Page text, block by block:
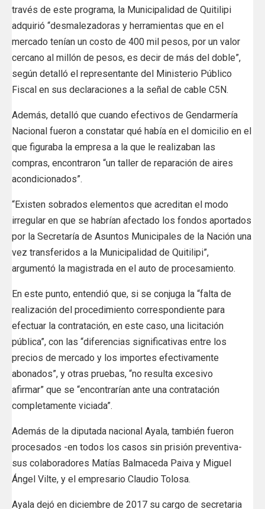
través de este programa, la Municipalidad de Quitilipi
adquirió “desmalezadoras y herramientas que en el
mercado tenían un costo de 400 mil pesos, por un valor
cercano al millón de pesos, es decir de más del doble”,
según detalló el representante del Ministerio Público
Fiscal en sus declaraciones a la señal de cable C5N.
Además, detalló que cuando efectivos de Gendarmería
Nacional fueron a constatar qué había en el domicilio en el
que figuraba la empresa a la que le realizaban las
compras, encontraron “un taller de reparación de aires
acondicionados”.
“Existen sobrados elementos que acreditan el modo
irregular en que se habrían afectado los fondos aportados
por la Secretaría de Asuntos Municipales de la Nación una
vez transferidos a la Municipalidad de Quitilipi”,
argumentó la magistrada en el auto de procesamiento.
En este punto, entendió que, si se conjuga la “falta de
realización del procedimiento correspondiente para
efectuar la contratación, en este caso, una licitación
pública”, con las “diferencias significativas entre los
precios de mercado y los importes efectivamente
abonados”, y otras pruebas, “no resulta excesivo
afirmar” que se “encontrarían ante una contratación
completamente viciada”.
Además de la diputada nacional Ayala, también fueron
procesados -en todos los casos sin prisión preventiva-
sus colaboradores Matías Balmaceda Paiva y Miguel
Ángel Vilte, y el empresario Claudio Tolosa.
Ayala dejó en diciembre de 2017 su cargo de secretaria